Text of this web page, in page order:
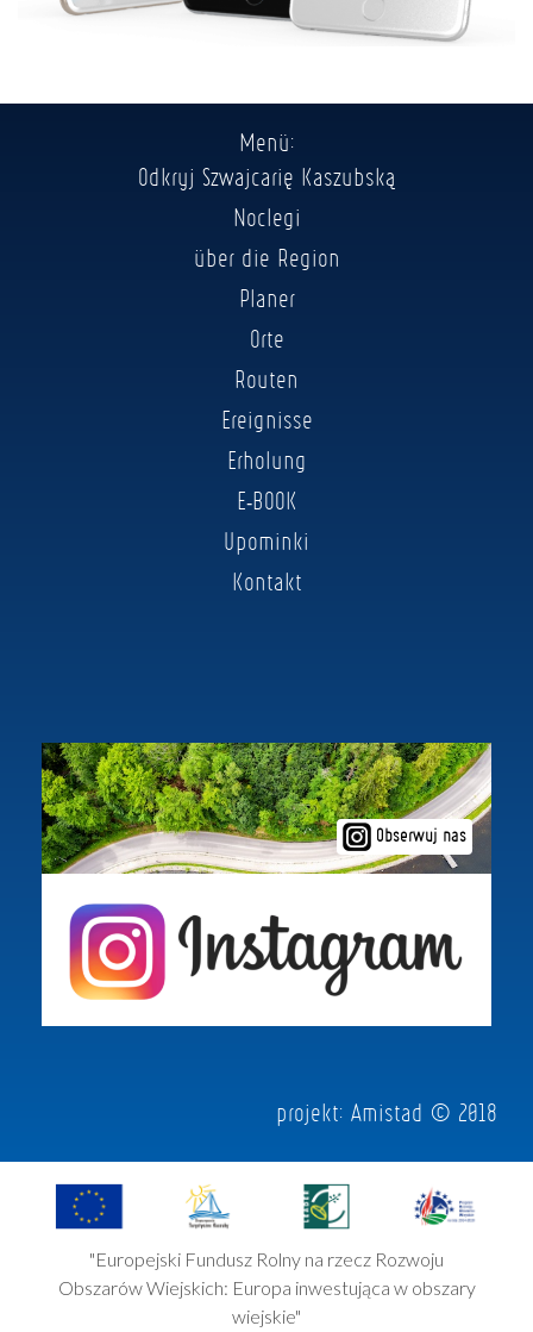
Menü:
Odkryj Szwajcarię Kaszubską
Noclegi
über die Region
Planer
Orte
Routen
Ereignisse
Erholung
E-BOOK
Upominki
Kontakt
Obserwuj nas
projekt: Amistad © 2018
"Europejski Fundusz Rolny na rzecz Rozwoju
Obszarów Wiejskich: Europa inwestująca w obszary
wiejskie"